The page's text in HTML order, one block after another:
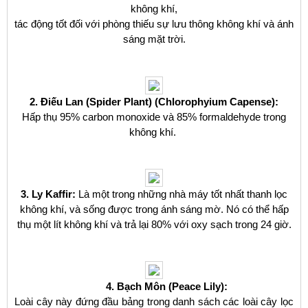
không khí,
tác động tốt đối với phòng thiếu sự lưu thông không khí và ánh
sáng mặt trời.
2. Điếu Lan (Spider Plant) (Chlorophyium Capense):
Hấp thụ 95% carbon monoxide và 85% formaldehyde trong
không khí.
3. Ly Kaffir: Là một trong những nhà máy tốt nhất thanh lọc
không khí, và sống được trong ánh sáng mờ. Nó có thể hấp
thụ một lít không khí và trả lại 80% với oxy sạch trong 24 giờ.
4. Bạch Môn (Peace Lily):
Loài cây này đứng đầu bảng trong danh sách các loài cây lọc